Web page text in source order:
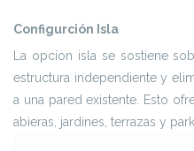
Configurción Isla
La opcíon isla se sostiene
estructura independiente y
a una pared existente. Esto
abieras, jardines, terrazas y